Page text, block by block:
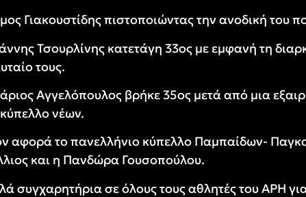
Γιακουστίδηςπιστοποιώντας την ανοδική του
Τσουρλίνης κατετάγη 33ος με εμφανή τη
τους.
Αγγελόπουλος βρήκε 35ος μετά από μια
νέων.
αφορά το πανελλήνιο κύπελλο Παμπαίδων-
και η Πανδώρα Γουσοπούλου.
συγχαρητήρια σε όλους τους αθλητές του ΑΡΗ για